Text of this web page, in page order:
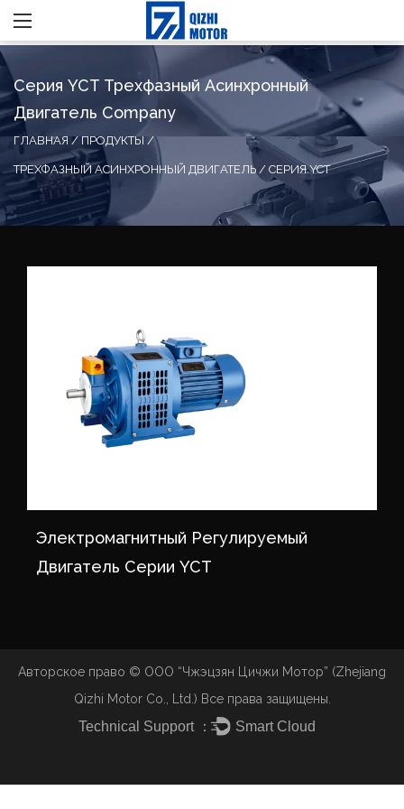
Серия YCT Трехфазный Асинхронный
Двигатель Company
ГЛАВНАЯ /ПРОДУКТЫ /
ТРЕХФАЗНЫЙ АСИНХРОННЫЙ ДВИГАТЕЛЬ / СЕРИЯ YCT
Электромагнитный Регулируемый
Двигатель Серии YCT
Авторское право © ООО “Чжэцзян Цичжи Мотор” (Zhejiang
Qizhi Motor Co., Ltd.) Все права защищены.
Technical Support ： Smart Cloud